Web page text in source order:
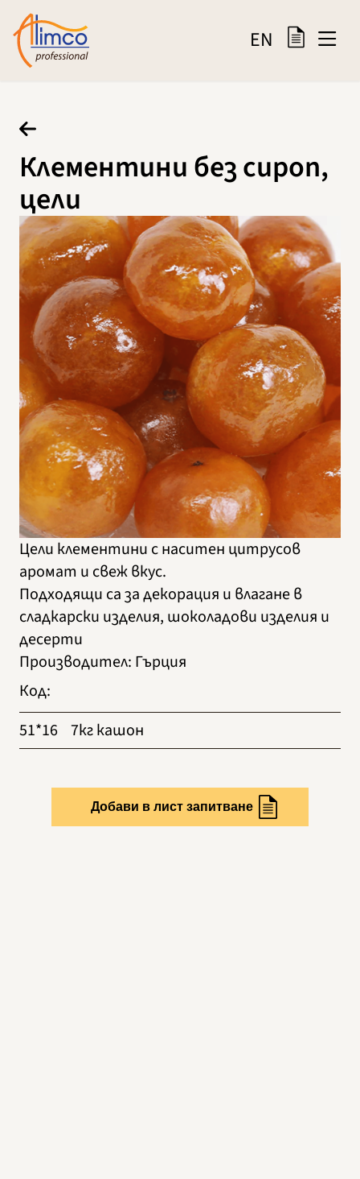
EN
Клементини без сироп,
цели
Цели клементини с наситен цитрусов
аромат и свеж вкус.
Подходящи са за декорация и влагане в
сладкарски изделия, шоколадови изделия и
десерти
Производител: Гърция
Код:
51*16 7кг кашон
Добави в лист запитване